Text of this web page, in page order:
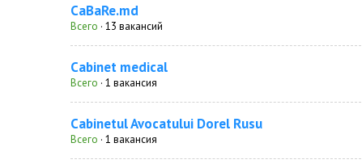
CaBaRe.md
Всего · 13 вакансий
Cabinet medical
Всего · 1 вакансия
Cabinetul Avocatului Dorel Rusu
Всего · 1 вакансия